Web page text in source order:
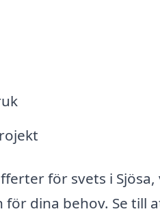
för svets i Sjösa,
dina behov. Se till